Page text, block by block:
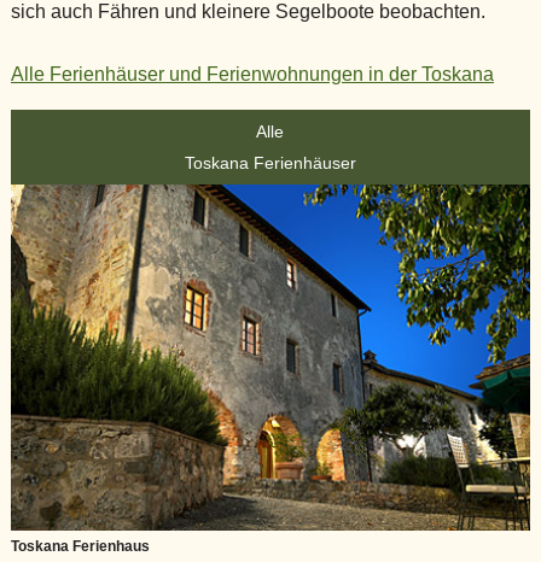
sich auch Fähren und kleinere Segelboote beobachten.
Alle Ferienhäuser und Ferienwohnungen in der Toskana
Alle
Toskana Ferienhäuser
Toskana Ferienhaus